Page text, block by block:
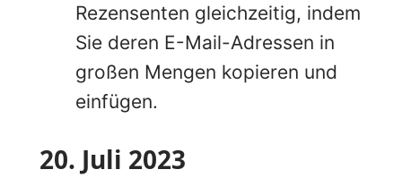
Rezensenten gleichzeitig, indem
Sie deren E-Mail-Adressen in
großen Mengen kopieren und
einfügen.
20. Juli 2023